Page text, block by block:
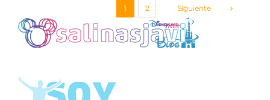
1 2 Siguiente